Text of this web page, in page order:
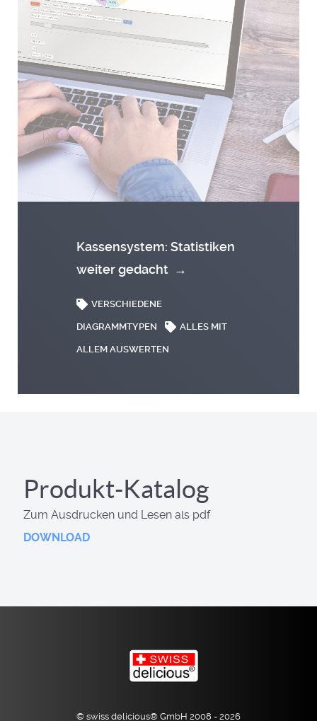
Kassensystem: Statistiken
weiter gedacht →
VERSCHIEDENE
DIAGRAMMTYPEN ALLES MIT
ALLEM AUSWERTEN
Produkt-Katalog
Zum Ausdrucken und Lesen als pdf
DOWNLOAD
© swiss delicious® GmbH 2008 - 2026